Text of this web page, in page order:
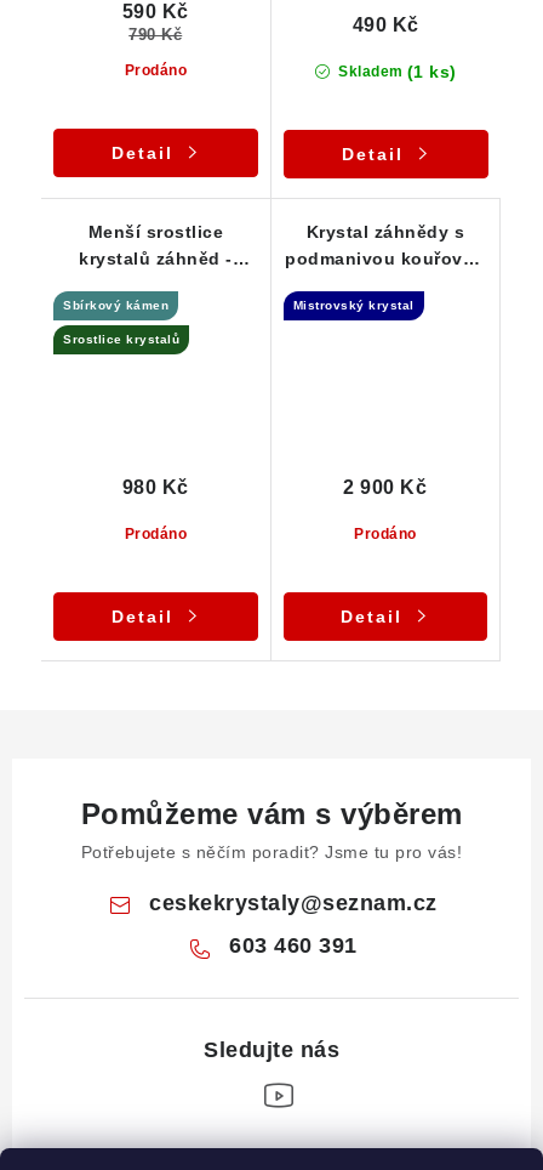
Prodáno
590 Kč
790 Kč
Detail
Skladem (1 ks)
490 Kč
Detail
Menší srostlice
krystalů záhněd -
vzorek
Sbírkový kámen
Srostlice krystalů
Prodáno
980 Kč
Detail
Krystal záhnědy s
podmanivou kouřovou
Andělů
Mistrovský krystal
Prodáno
2 900 Kč
Detail
Pomůžeme vám s výběrem
Potřebujete s něčím poradit? Jsme tu pro vás!
ceskekrystaly@seznam.cz
603 460 391